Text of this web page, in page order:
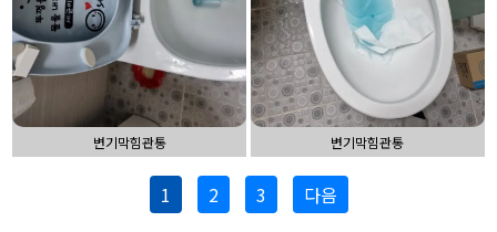
변기막힘관통 변기막힘관통
1 2 3 다음